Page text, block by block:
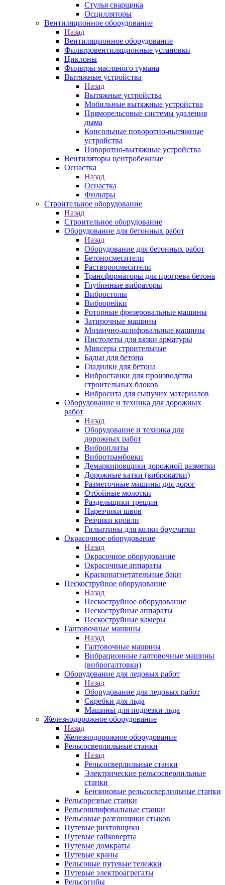
Стулья сварщика
Осцилляторы
Вентиляционное оборудование
Назад
Вентиляционное оборудование
Фильтровентиляционные установки
Циклоны
Фильтры масляного тумана
Вытяжные устройства
Назад
Вытяжные устройства
Мобильные вытяжные устройства
Пряморельсовые системы удаления
дыма
Консольные поворотно-вытяжные
устройства
Поворотно-вытяжные устройства
Вентиляторы центробежные
Оснастка
Назад
Оснастка
Фильтры
Строительное оборудование
Назад
Строительное оборудование
Оборудование для бетонных работ
Назад
Оборудование для бетонных работ
Бетоносмесители
Растворосмесители
Трансформаторы для прогрева бетона
Глубинные вибраторы
Вибростолы
Виброрейки
Роторные фрезеровальные машины
Затирочные машины
Мозаично-шлифовальные машины
Пистолеты для вязки арматуры
Миксеры строительные
Бадьи для бетона
Гладилки для бетона
Вибростанки для производства
строительных блоков
Вибросита для сыпучих материалов
Оборудование и техника для дорожных
работ
Назад
Оборудование и техника для
дорожных работ
Виброплиты
Вибротрамбовки
Демаркировщики дорожной разметки
Дорожные катки (виброкатки)
Разметочные машины для дорог
Отбойные молотки
Раздельщики трещин
Нарезчики швов
Резчики кровли
Гильотины для колки брусчатки
Окрасочное оборудование
Назад
Окрасочное оборудование
Окрасочные аппараты
Красконагнетательные баки
Пескоструйное оборудование
Назад
Пескоструйное оборудование
Пескоструйные аппараты
Пескоструйные камеры
Галтовочные машины
Назад
Галтовочные машины
Вибрационные галтовочные машины
(виброгалтовки)
Оборудование для ледовых работ
Назад
Оборудование для ледовых работ
Скребки для льда
Машины для подрезки льда
Железнодорожное оборудование
Назад
Железнодорожное оборудование
Рельсосверлильные станки
Назад
Рельсосверлильные станки
Электрические рельсосверлильные
станки
Бензиновые рельсосверлильные станки
Рельсорезные станки
Рельсошлифовальные станки
Рельсовые разгонщики стыков
Путевые рихтовщики
Путевые гайковерты
Путевые домкраты
Путевые краны
Рельсовые путевые тележки
Путевые электроагрегаты
Рельсогибы